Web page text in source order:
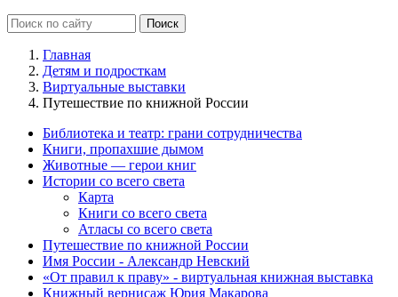
Главная
Детям и подросткам
Виртуальные выставки
Путешествие по книжной России
Библиотека и театр: грани сотрудничества
Книги, пропахшие дымом
Животные — герои книг
Истории со всего света
Карта
Книги со всего света
Атласы со всего света
Путешествие по книжной России
Имя России - Александр Невский
«От правил к праву» - виртуальная книжная выставка
Книжный вернисаж Юрия Макарова